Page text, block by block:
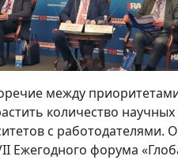
между
количество
с работодателями.
Ежегодного форума